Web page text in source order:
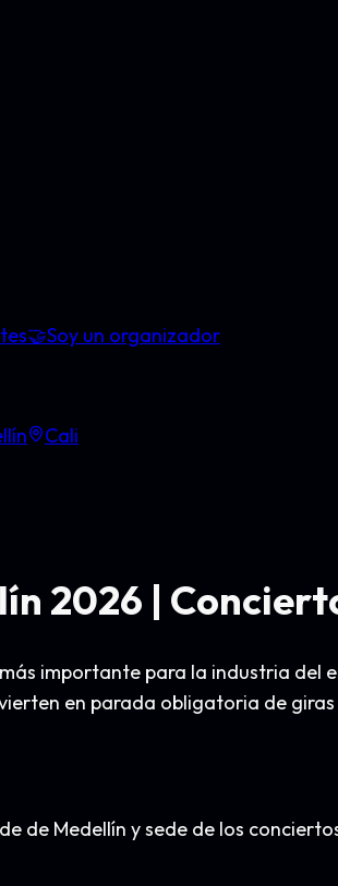
🤝Soy un organizador
Cali
2026 |
importante para la industria
en parada obligatoria de
de Medellín y sede de los